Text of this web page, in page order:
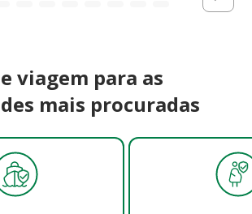
viagem para as
mais procuradas